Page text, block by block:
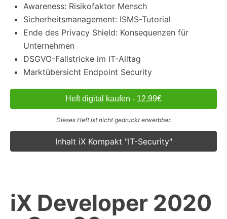
Awareness: Risikofaktor Mensch
Sicherheitsmanagement: ISMS-Tutorial
Ende des Privacy Shield: Konsequenzen für
Unternehmen
DSGVO-Fallstricke im IT-Alltag
Marktübersicht Endpoint Security
Heft digital kaufen - 12,99€
Dieses Heft ist nicht gedruckt erwerbbar.
Inhalt iX Kompakt "IT-Security"
iX Developer 2020